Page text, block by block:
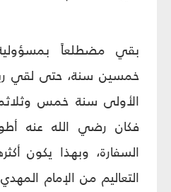
بقي مضطلعاً
خمسين سنة، حتى لقي
الأولى سنة خمس
فكان رضي الله عنه
السفارة، وبهذا يكون
التعاليم من الإمام